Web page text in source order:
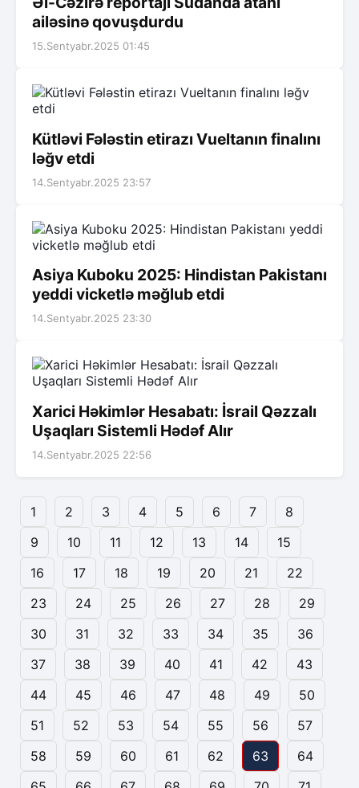
ailəsinə qovuşdurdu
15.Sentyabr.2025 01:45
Kütləvi Fələstin etirazı Vueltanın finalını
ləğv etdi
14.Sentyabr.2025 23:57
Asiya Kuboku 2025: Hindistan Pakistanı
yeddi vicketlə məğlub etdi
14.Sentyabr.2025 23:30
Xarici Həkimlər Hesabatı: İsrail Qəzzalı
Uşaqları Sistemli Hədəf Alır
14.Sentyabr.2025 22:56
1 2 3 4 5 6 7
8
9
10 11 12 13 14
15
16
17 18 19 20 21
22
23
24 25 26 27 28
29
30
31 32 33 34 35
36
37
38 39 40 41 42
43
44
45 46 47 48 49
50
51
52 53 54 55 56
57
58
59 60 61 62 63
64